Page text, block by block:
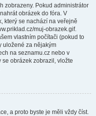
zobrazeny. Pokud administrátor
obrázek do fóra. V
který se nachází na veřejně
muj-obrazek.gif.
vlastním počítači (pokud to
uložené za nějakým
na seznamu.cz nebo v
obrázek zobrazil, vložte
a proto byste je měli vždy číst.